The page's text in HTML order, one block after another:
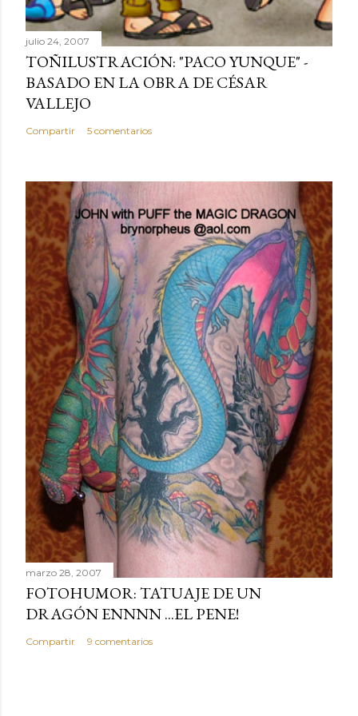
julio 24, 2007
TOÑILUSTRACIÓN: "PACO YUNQUE" -
BASADO EN LA OBRA DE CÉSAR
VALLEJO
Compartir 5 comentarios
marzo 28, 2007
FOTOHUMOR: TATUAJE DE UN
DRAGÓN ENNNN ...EL PENE!
Compartir 9 comentarios